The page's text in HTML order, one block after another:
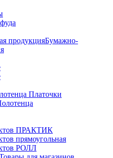
Бумажно-
Платочки
ПРАКТИК
прямоугольная
РОЛЛ